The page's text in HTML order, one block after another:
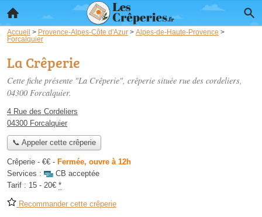
Accueil > Provence-Alpes-Côte d'Azur > Alpes-de-Haute-Provence >
Forcalquier
La Crêperie
Cette fiche présente "La Crêperie", crêperie située rue des cordeliers,
04300 Forcalquier.
4 Rue des Cordeliers
04300 Forcalquier
📞 Appeler cette crêperie
Crêperie - €€ - Fermée, ouvre à 12h
Services :
CB acceptée
Tarif : 15 - 20€ *
Recommander cette crêperie